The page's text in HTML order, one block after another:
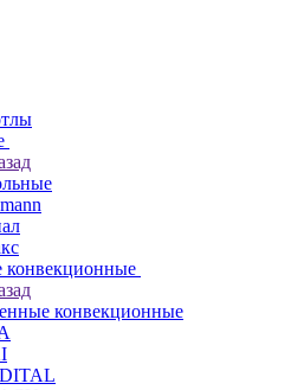
конвекционные
конвекционные